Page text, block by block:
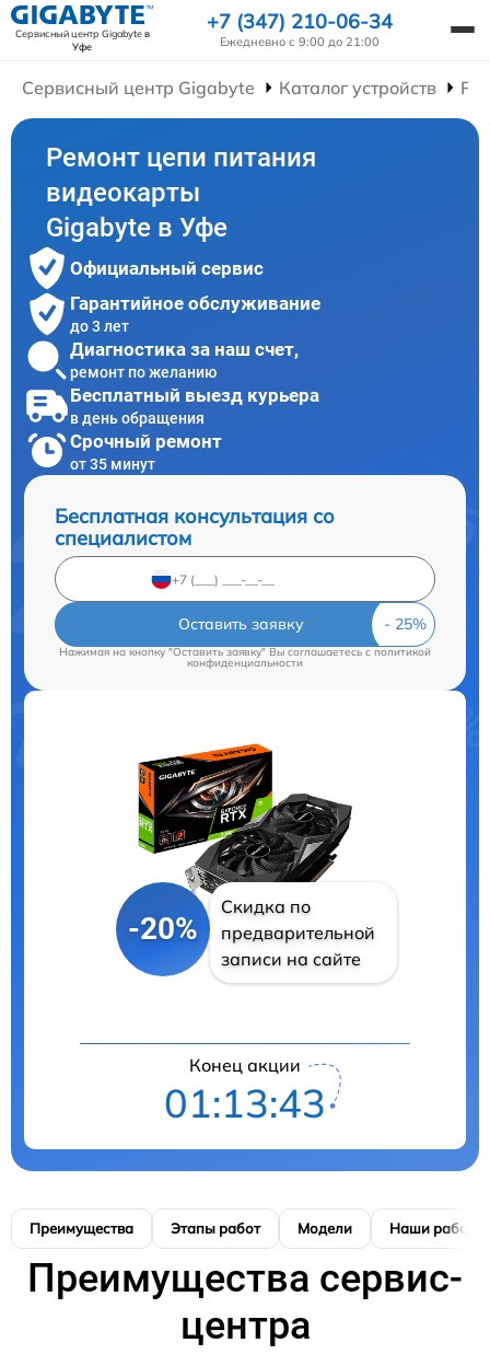
Сервисный центр Gigabyteв
Уфе
+7 (347) 210-06-34
Ежедневно с 9:00 до 21:00
Сервисный центр Gigabyte Каталог устройств
Ремонт цепи питания
видеокарты
Gigabyte в Уфе
Официальный сервис
Гарантийное обслуживание
до 3 лет
Диагностика за наш счет,
ремонт по желанию
Бесплатный выезд курьера
в день обращения
Срочный ремонт
от 35 минут
Бесплатная консультация со
специалистом
Оставить заявку
Нажимая на кнопку "Оставить заявку" Вы соглашаетесь c политикой
конфиденциальности
-20%
Скидка по
предварительной
записи на сайте
Конец акции
01:13:41
Преимущества Этапы работ Модели Наши работы
Преимущества сервис-
центра